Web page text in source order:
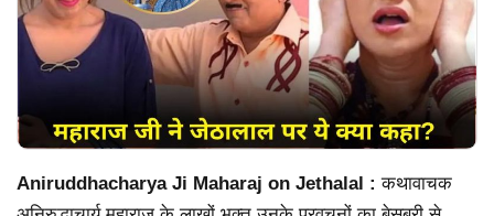
Aniruddhacharya Ji Maharaj on Jethalal : कथावाचक